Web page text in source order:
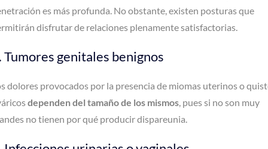
es más profunda. No obstante, existen posturas que
disfrutar de relaciones plenamente satisfactorias.
Tumores genitales benignos
dolores provocados por la presencia de miomas uterinos o
dependen del tamaño de los mismos, pues si no son muy
no tienen por qué producir dispareunia.